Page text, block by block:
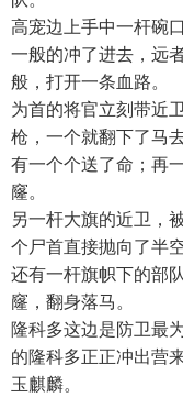
高宠边上手中一杆碗
一般的冲了进去，远
般，打开一条血路。
为首的将官立刻带近
枪，一个就翻下了马
有一个个送了命；再
窿。
另一杆大旗的近卫，
个尸首直接抛向了半空
还有一杆旗帜下的部
窿，翻身落马。
隆科多这边是防卫最
的隆科多正正冲出营
玉麒麟。